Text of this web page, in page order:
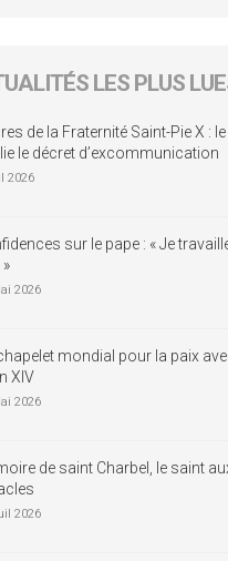
LES PLUS
de la Fraternité Saint-Pie X :
le décret d’excommunication
2026
sur le pape : « Je
2026
mondial pour la paix
XIV
2026
de saint Charbel, le saint
2026